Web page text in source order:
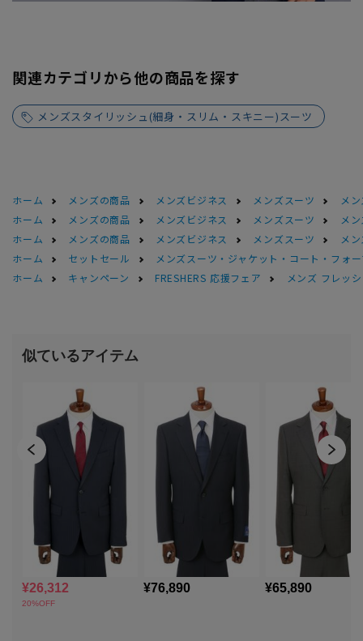
関連カテゴリから他の商品を探す
メンズスタイリッシュ(細身・スリム・スキニー)スーツ
ホーム メンズの商品 メンズビジネス メンズスーツ
メ
ホーム
メンズの商品 メンズビジネス メンズスーツ
メ
ホーム
メンズの商品 メンズビジネス メンズスーツ
メ
ホーム
セットセール
メンズスーツ・ジャケット・コート・フォ
ホーム
キャンペーン FRESHERS 応援フェア メンズ フレッ